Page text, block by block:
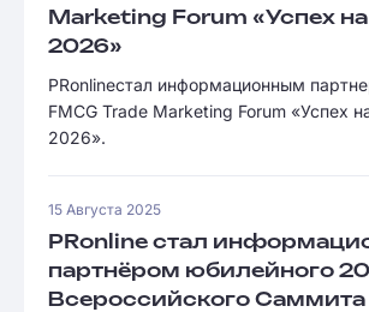
Marketing Forum «Успех
2026»
PRonlineстал информационным
FMCG Trade Marketing Forum «Успех
2026».
15 Августа 2025
PRonline стал
партнёром юбилейного
Всероссийского Саммита